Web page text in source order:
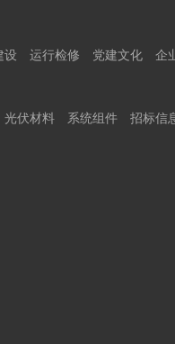
设 运行检修 党建文化 企
光伏材料 系统组件 招标信